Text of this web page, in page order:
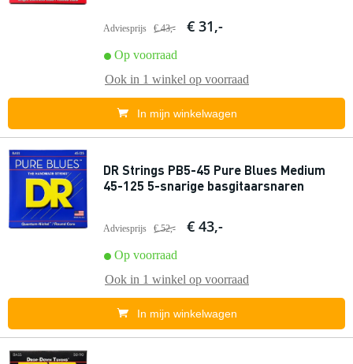
Adviesprijs € 43,- € 31,-
Op voorraad
Ook in 1 winkel op voorraad
In mijn winkelwagen
DR Strings PB5-45 Pure Blues Medium
45-125 5-snarige basgitaarsnaren
Adviesprijs € 52,- € 43,-
Op voorraad
Ook in 1 winkel op voorraad
In mijn winkelwagen